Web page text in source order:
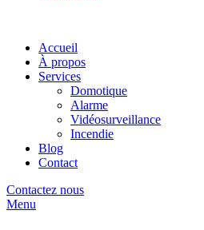
Accueil
À propos
Services
Domotique
Alarme
Vidéosurveillance
Incendie
Blog
Contact
Contactez nous
Menu